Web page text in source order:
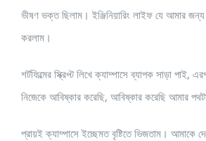
ভীষণ ভক্ত ছিলাম। ইঞ্জিনিয়ারিং লাইফ যে আমার
করলাম।
শর্টফিল্মের স্ক্রিপ্ট লিখে ক্যাম্পাসে ব্যাপক সাড়া পাই,
নিজেকে আবিষ্কার করেছি, আবিষ্কার করেছি আমার
প্রায়ই ক্যাম্পাসে ইচ্ছেমত বৃষ্টিতে ভিজতাম। আমাকে